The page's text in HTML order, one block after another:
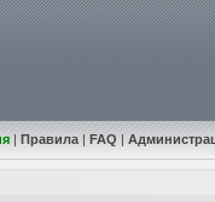
|Правила |FAQ |